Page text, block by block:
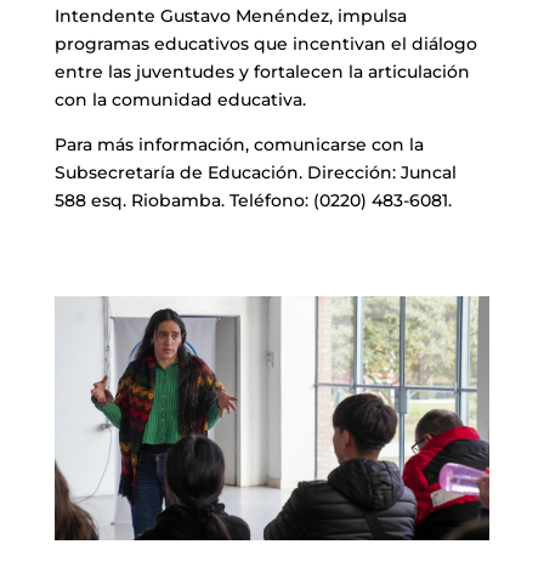
Intendente Gustavo Menéndez, impulsa
programas educativos que incentivan el diálogo
entre las juventudes y fortalecen la articulación
con la comunidad educativa.
Para más información, comunicarse con la
Subsecretaría de Educación. Dirección: Juncal
588 esq. Riobamba. Teléfono: (0220) 483-6081.